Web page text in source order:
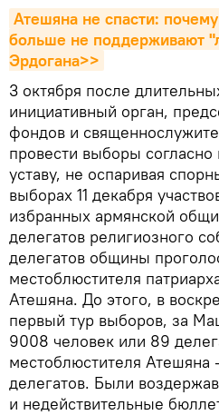
Атешяна не спасти:
больше не поддерживают
Эрдогана>>
3 октября после
инициативный орган,
фондов и
провести выборы согласно
уставу, не оспаривая
выборах 11 декабря
избранных армянской
делегатов религиозного
делегатов общины
местоблюстителя
Атешяна. До этого, в
первый тур выборов, за
9008 человек или 89
местоблюстителя Атешяна
делегатов. Были
и недействительные